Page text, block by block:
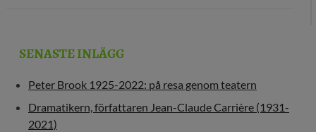
SENASTE INLÄGG
Peter Brook 1925-2022: på resa genom teatern
Dramatikern, författaren Jean-Claude Carrière (1931-
2021)